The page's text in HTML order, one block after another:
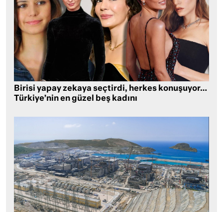
Birisi yapay zekaya seçtirdi, herkes konuşuyor…
Türkiye’nin en güzel beş kadını